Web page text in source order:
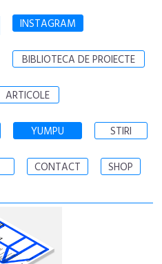
INSTAGRAM
BIBLIOTECA DE PROIECTE
ARTICOLE
YUMPU STIRI
CONTACT SHOP